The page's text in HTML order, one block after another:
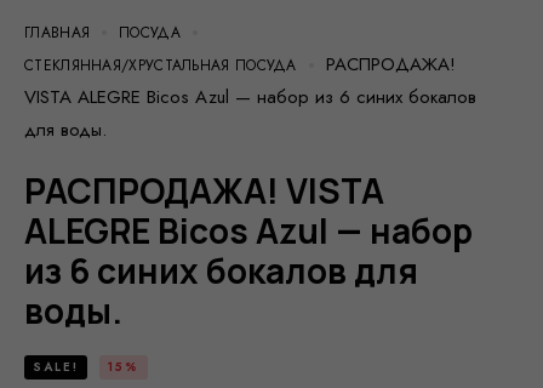
ГЛАВНАЯ
ПОСУДА
СТЕКЛЯННАЯ/ХРУСТАЛЬНАЯ ПОСУДА
РАСПРОДАЖА!
VISTA ALEGRE Bicos Azul — набор из 6 синих бокалов
для воды.
РАСПРОДАЖА! VISTA
ALEGRE Bicos Azul — набор
из 6 синих бокалов для
воды.
SALE! 15%